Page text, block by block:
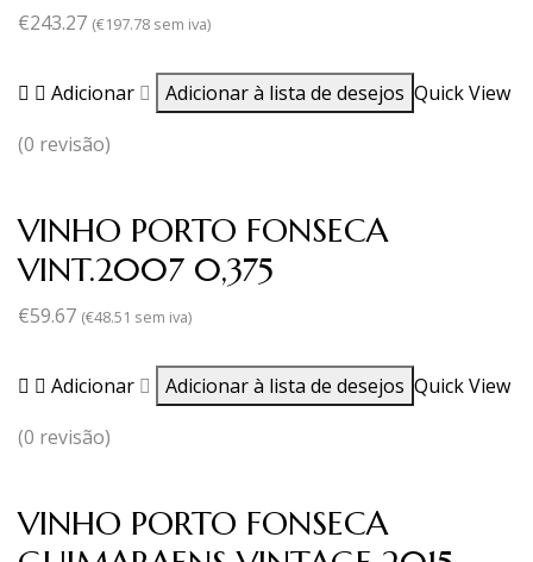
€243.27 (€197.78 sem iva)
Adicionar Adicionar à lista de desejos Quick View
(0 revisão)
VINHO PORTO FONSECA
VINT.2007 0,375
€59.67 (€48.51 sem iva)
Adicionar Adicionar à lista de desejos Quick View
(0 revisão)
VINHO PORTO FONSECA